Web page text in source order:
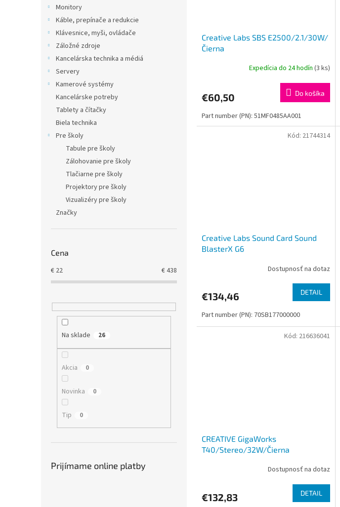
Monitory
Káble, prepínače a redukcie
Klávesnice, myši, ovládače
Záložné zdroje
Kancelárska technika a médiá
Servery
Kamerové systémy
Kancelárske potreby
Tablety a čítačky
Biela technika
Pre školy
Tabule pre školy
Zálohovanie pre školy
Tlačiarne pre školy
Projektory pre školy
Vizualizéry pre školy
Značky
Cena
€ 22 €438
Na sklade 26
Akcia 0
Novinka 0
Tip 0
Prijímame online platby
Creative Labs SBS E2500/2.1/30W/
Čierna
Expedícia do 24 hodín (3 ks)
€60,50 Do košíka
Part number (PN): 51MF0485AA001
Creative Labs Sound Card Sound
BlasterX G6
Dostupnosť na dotaz
€134,46 DETAIL
Part number (PN): 70SB177000000
Kód: 21744314
CREATIVE GigaWorks
T40/Stereo/32W/Čierna
Dostupnosť na dotaz
€132,83 DETAIL
Kód: 216636041